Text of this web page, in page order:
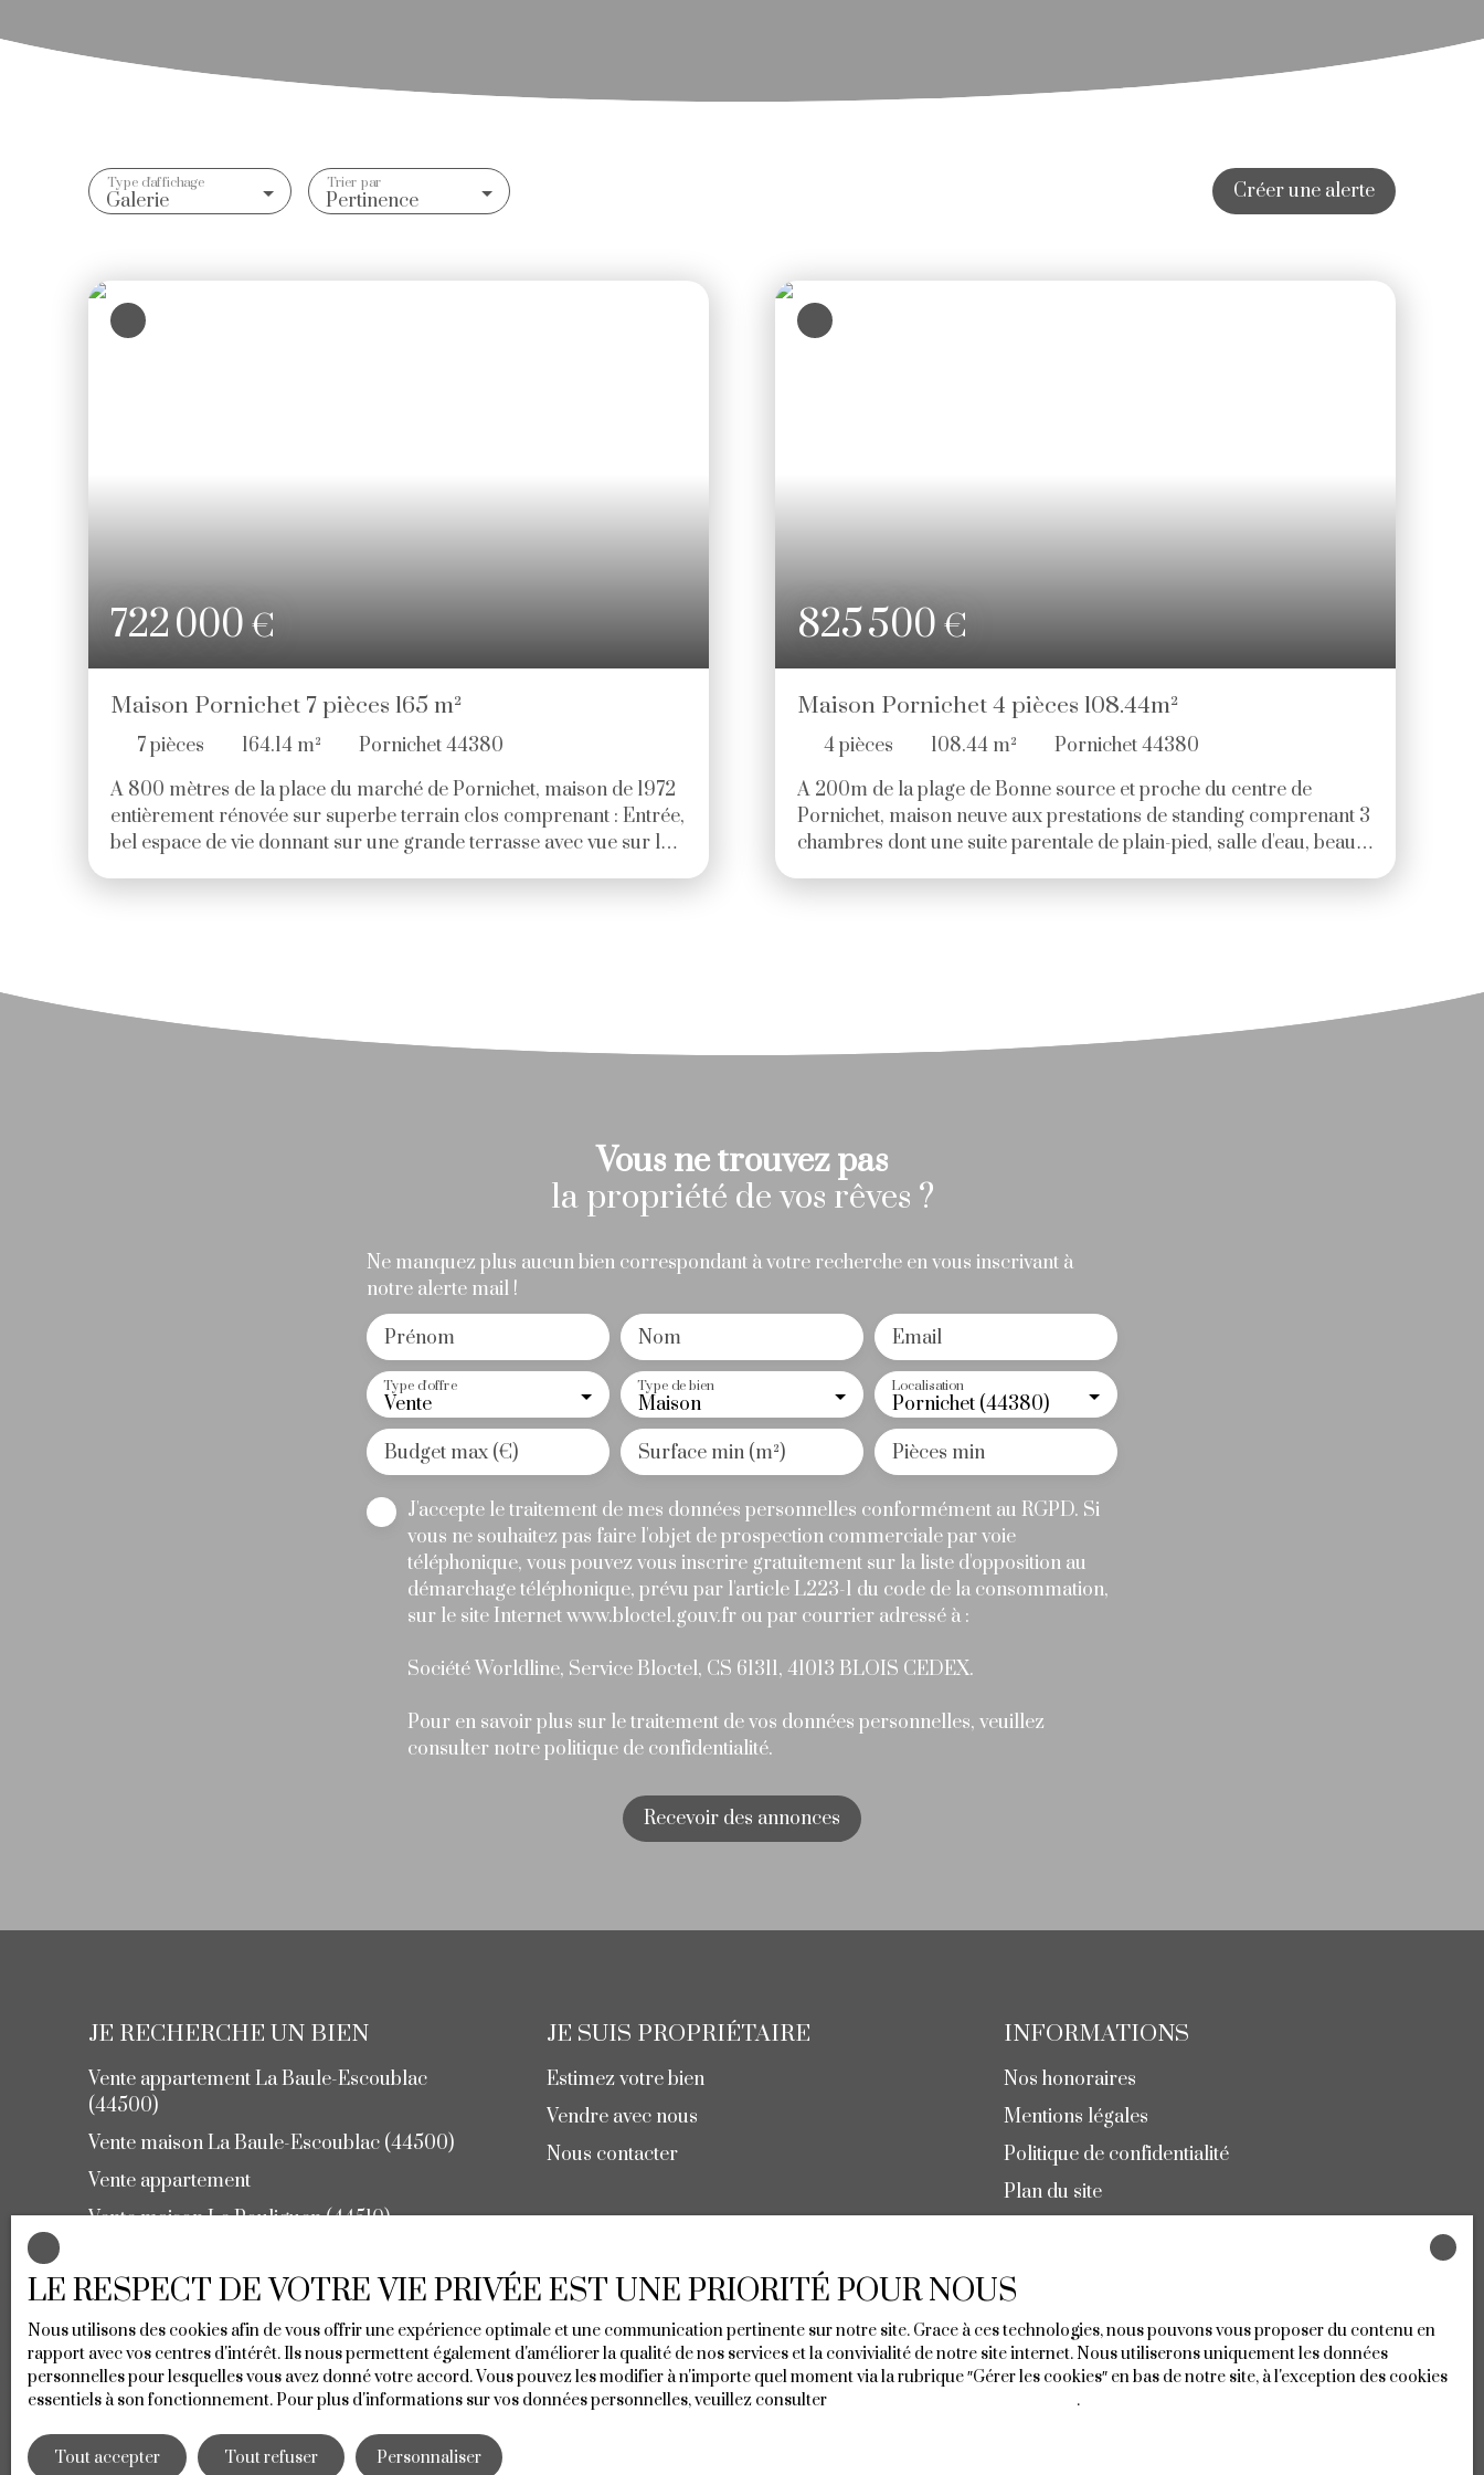
Galerie
Type d'affichage
Pertinence
Trier par Créer une alerte
722 000€
Maison Pornichet 7 pièces 165 m²
7pièces 164.14 m²
Pornichet 44380
A 800 mètres de la place du marché de Pornichet, maison de 1972
entièrement rénovée sur superbe terrain clos comprenant : Entrée,
bel espace de vie donnant sur une grande terrasse avec vue sur le
de l'acquéreur. )
825 500€
Maison Pornichet 4 pièces 108.44m²
4pièces 108.44 m²
Pornichet 44380
A 200m de la plage de Bonne source et proche du centre de
Pornichet, maison neuve aux prestations de standing comprenant 3
chambres dont une suite parentale de plain-pied, salle d'eau, beau
Vous ne trouvez pas
la propriété de vos rêves ?
Ne manquez plus aucun bien correspondant à votre recherche en vous inscrivant à
notre alerte mail !
Prénom
Nom Email
Vente
Type d'offre
Maison
Type de bien
Pornichet (44380)
Localisation
Budget max (€) Surface min (m²) Pièces min
J'accepte le traitement de mes données personnelles conformément au RGPD. Si
vous ne souhaitez pas faire l'objet de prospection commerciale par voie
téléphonique, vous pouvez vous inscrire gratuitement sur la liste d'opposition au
démarchage téléphonique, prévu par l'article L223-1 du code de la consommation,
sur le site Internet www.bloctel.gouv.fr ou par courrier adressé à :
Société Worldline, Service Bloctel, CS 61311, 41013 BLOIS CEDEX.
Pour en savoir plus sur le traitement de vos données personnelles, veuillez
consulter notrepolitique de confidentialité.
Recevoir des annonces
JE RECHERCHE UN BIEN
Vente appartement La Baule-Escoublac
(44500)
Vente maison La Baule-Escoublac (44500)
Vente appartement
Vente maison Le Pouliguen (44510)
Vente maison Pornichet (44380)
JE SUIS PROPRIÉTAIRE
Estimez votre bien
Vendre avec nous
Nous contacter
INFORMATIONS
Nos honoraires
Mentions légales
Politique de confidentialité
Plan du site
+33 2 40 24 12 61
LE RESPECT DE VOTRE VIE PRIVÉE EST UNE PRIORITÉ POUR NOUS
Nous utilisons des cookies afin de vous offrir une expérience optimale et une communication pertinente sur notre site. Grace à ces technologies, nous pouvons vous proposer du contenu en
rapport avec vos centres d'intérêt. Ils nous permettent également d'améliorer la qualité de nos services et la convivialité de notre site internet. Nous utiliserons uniquement les données
personnelles pour lesquelles vous avez donné votre accord. Vous pouvez les modifier à n'importe quel moment via la rubrique ″Gérer les cookies″ en bas de notre site, à l'exception des cookies
essentiels à son fonctionnement. Pour plus d'informations sur vos données personnelles, veuillez consulter
.
Tout accepter Tout refuser Personnaliser